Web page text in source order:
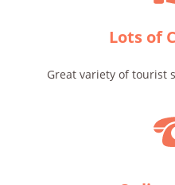
Lots of
Great variety of tourist